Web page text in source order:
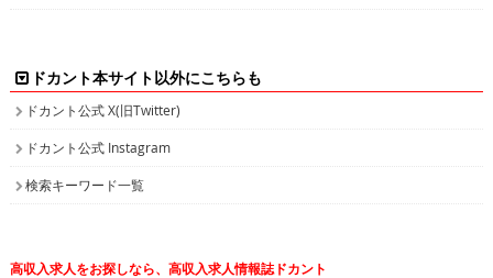
ドカント本サイト以外にこちらも
ドカント公式 X(旧Twitter)
ドカント公式 Instagram
検索キーワード一覧
高収入求人をお探しなら、高収入求人情報誌ドカント